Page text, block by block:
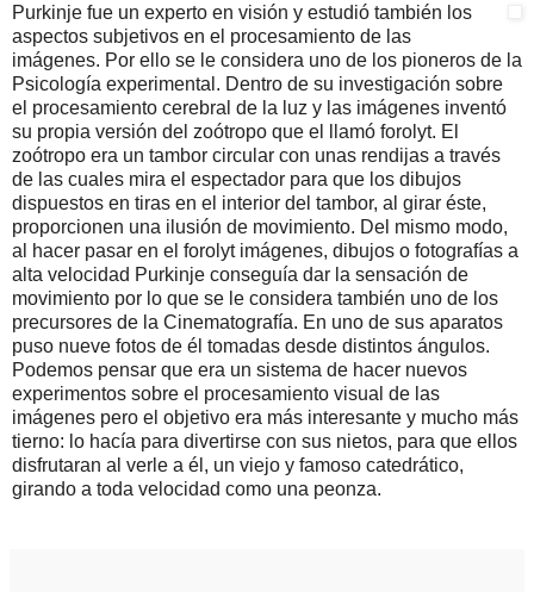
Purkinje fue un experto en visión y estudió también los
aspectos subjetivos en el procesamiento de las
imágenes. Por ello se le considera uno de los pioneros de la
Psicología experimental. Dentro de su investigación sobre
el procesamiento cerebral de la luz y las imágenes inventó
su propia versión del zoótropo que el llamó forolyt. El
zoótropo era un tambor circular con unas rendijas a través
de las cuales mira el espectador para que los dibujos
dispuestos en tiras en el interior del tambor, al girar éste,
proporcionen una ilusión de movimiento. Del mismo modo,
al hacer pasar en el forolyt imágenes, dibujos o fotografías a
alta velocidad Purkinje conseguía dar la sensación de
movimiento por lo que se le considera también uno de los
precursores de la Cinematografía. En uno de sus aparatos
puso nueve fotos de él tomadas desde distintos ángulos.
Podemos pensar que era un sistema de hacer nuevos
experimentos sobre el procesamiento visual de las
imágenes pero el objetivo era más interesante y mucho más
tierno: lo hacía para divertirse con sus nietos, para que ellos
disfrutaran al verle a él, un viejo y famoso catedrático,
girando a toda velocidad como una peonza.